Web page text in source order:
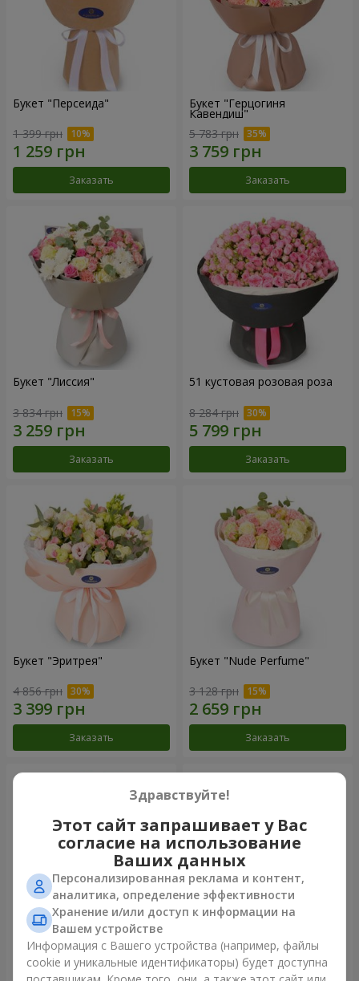
Букет "Персеида"
1 399 грн
Заказать
Букет "Герцогиня
Кавендиш"
5 783 грн
Заказать
Букет "Лиссия"
3 834 грн
Заказать
51 кустовая розовая роза
8 284 грн
Заказать
Букет "Эритрея"
4 856 грн
Заказать
Букет "Nude Perfume"
3 128 грн
Заказать
Букет "Розовая нежность"
4 427 грн
Композиция "Ностальжи"
6 856 грн
Здравствуйте!
Этот сайт запрашивает у Вас
согласие на использование
Ваших данных
Персонализированная реклама и контент,
аналитика, определение эффективности
Хранение и/или доступ к информации на
Вашем устройстве
Информация с Вашего устройства (например, файлы
cookie и уникальные идентификаторы) будет доступна